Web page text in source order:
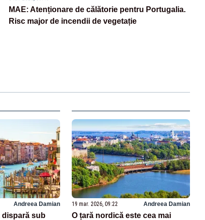
MAE: Atenționare de călătorie pentru Portugalia.
Risc major de incendii de vegetație
Andreea Damian
dispară sub
19 mar. 2026, 09:22 Andreea Damian
O țară nordică este cea mai